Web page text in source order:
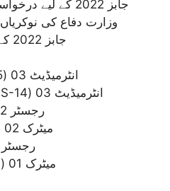
MOD جابز 2022 کے لیے درخواست کیسے دی جائے؟
وزارت دفاع کی نوکریاں 2022 کا سرکاری اشتہار
MoD جابز 2022 کے لیے اہلیت کا معیار
اسسٹنٹ (BPS-15) انٹرمیڈیٹ 03
سٹینو ٹائپسٹ (BPS-14) انٹرمیڈیٹ 03
MDT (BPS-11) رجسٹر 02
ڈرائیور (BPS-04) میٹرک 02
DR (BPS-01) رجسٹر 01
خاکروب (BPS-01) میٹرک 01